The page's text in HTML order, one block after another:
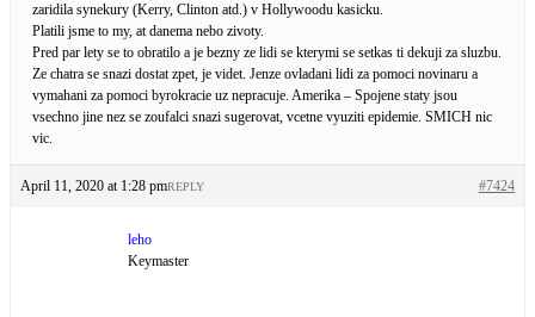
zaridila synekury (Kerry, Clinton atd.) v Hollywoodu kasicku.
Platili jsme to my, at danema nebo zivoty.
Pred par lety se to obratilo a je bezny ze lidi se kterymi se setkas ti dekuji za sluzbu.
Ze chatra se snazi dostat zpet, je videt. Jenze ovladani lidi za pomoci novinaru a
vymahani za pomoci byrokracie uz nepracuje. Amerika – Spojene staty jsou
vsechno jine nez se zoufalci snazi sugerovat, vcetne vyuziti epidemie. SMICH nic
vic.
April 11, 2020 at 1:28 pm #7424
REPLY
leho
Keymaster